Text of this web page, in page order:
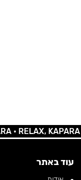
KAPARA •
עוד באתר